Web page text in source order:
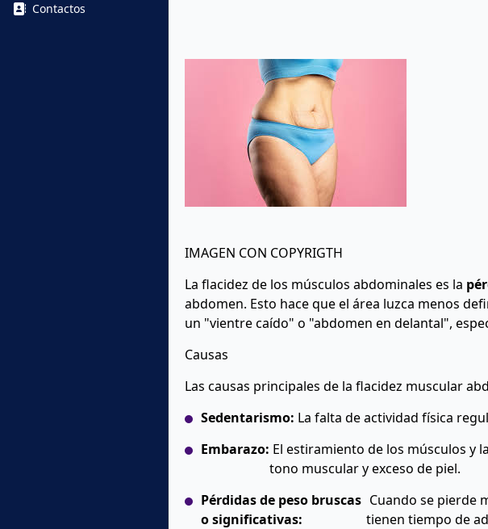
Contactos
IMAGEN CON COPYRIGTH
La flacidez de los músculos abdominales es la
abdomen. Esto hace que el área luzca menos
un "vientre caído" o "abdomen en delantal",
Causas
Las causas principales de la flacidez muscular
Sedentarismo: La falta de actividad física
Embarazo: El estiramiento de los músculos y
tono muscular y exceso de piel.
Pérdidas de peso bruscas
o significativas:
Cuando se pierde
tienen tiempo de